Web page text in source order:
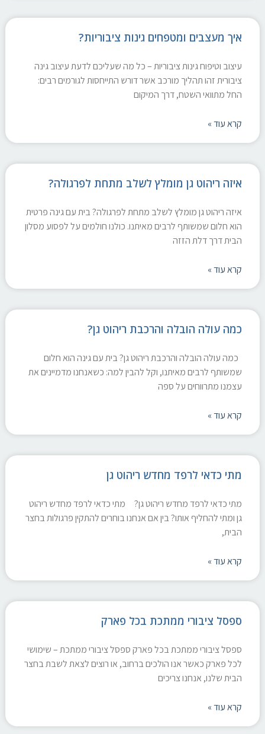
איך מעצבים ומטפחים גינות ציבוריות?
עיצוב וטיפוח גינות ציבוריות – כל מה שעליכם לדעת עיצוב גינה
ציבורית זהו תהליך מורכב אשר דורש התייחסות לגורמים רבים:
החל מתוואי השטח, דרך המיקום
קרא עוד »
איזה ריהוט גן מומלץ לשלב מתחת לפרגולה?
איזה ריהוט גן מומלץ לשלב מתחת לפרגולה? בית עם גינה פרטית
הוא חלום שמשותף לרבים מאיתנו. כולנו חולמים על לפסוע מסלון
הבית דרך דלת הזזה
קרא עוד »
כמה עולה הובלה והרכבת ריהוט גן?
כמה עולה הובלה והרכבת ריהוט גן? בית עם גינה הוא חלום
שמשותף לרבים מאיתנו, וקל להבין למה: כשאנחנו מדמיינים את
עצמנו מתרווחים על ספה
קרא עוד »
מתי כדאי לרפד מחדש ריהוט גן
מתי כדאי לרפד מחדש ריהוט גן? מתי כדאי לרפד מחדש ריהוט
גן ומתי להחליף אותו? בין אם אנחנו בוחרים להתקין פרגולות בחצר
הבית,
קרא עוד »
ספסל ציבורי ממתכת בכל פארק
ספסל ציבורי ממתכת בכל פארק ספסל ציבורי ממתכת – שימושי
לכל פארק כאשר אנו הולכים ברחוב, או רוצים לצאת לשבת בחצר
הבית שלנו, אנחנו צריכים
קרא עוד »